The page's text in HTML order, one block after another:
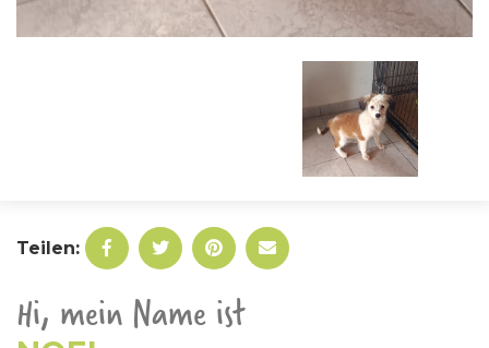
Teilen:
Hi, mein Name ist